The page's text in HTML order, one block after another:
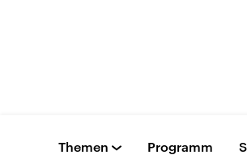
Themen Programm